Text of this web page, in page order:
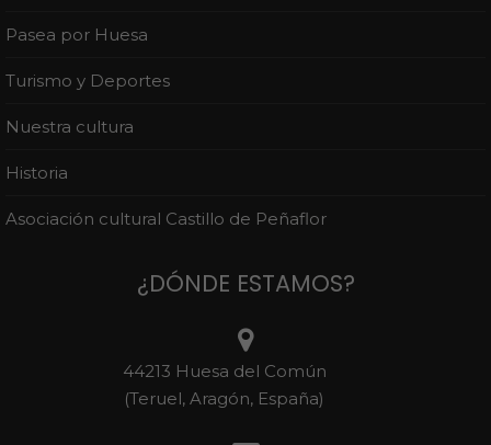
Pasea por Huesa
Turismo y Deportes
Nuestra cultura
Historia
Asociación cultural Castillo de Peñaflor
¿DÓNDE ESTAMOS?
44213 Huesa del Común
(Teruel, Aragón, España)